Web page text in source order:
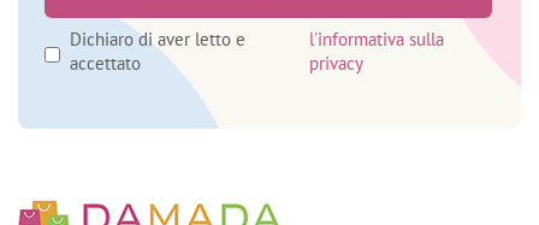
Dichiaro di aver letto e
accettato
l'informativa sulla
privacy